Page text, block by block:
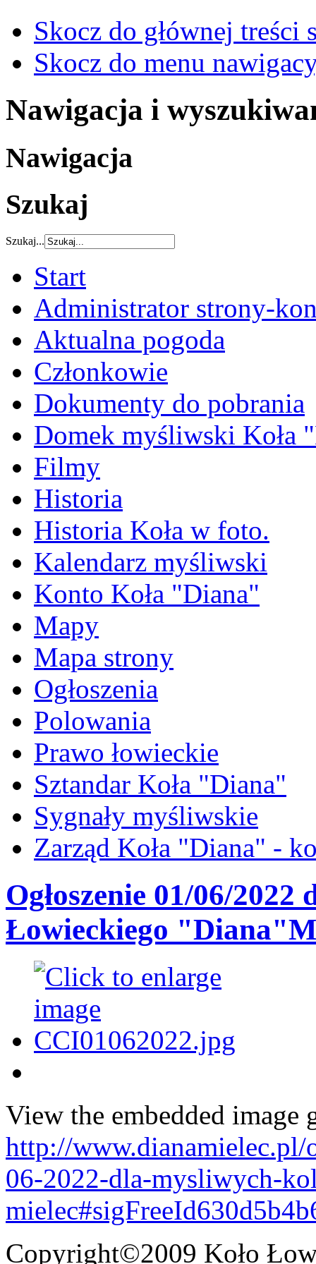
Skocz do głównej treści
Skocz do menu
Nawigacja i
Nawigacja
Szukaj
Szukaj...
Start
Administrator strony-
Aktualna pogoda
Członkowie
Dokumenty do pobrania
Domek myśliwski Koła
Filmy
Historia
Historia Koła w foto.
Kalendarz myśliwski
Konto Koła "Diana"
Mapy
Mapa strony
Ogłoszenia
Polowania
Prawo łowieckie
Sztandar Koła "Diana"
Sygnały myśliwskie
Zarząd Koła "Diana" -
Ogłoszenie 01/06/
Łowieckiego
View the embedded image
http://www.dianamielec.pl/
06-2022-dla-mysliwych-
Copyright©2009 Koło